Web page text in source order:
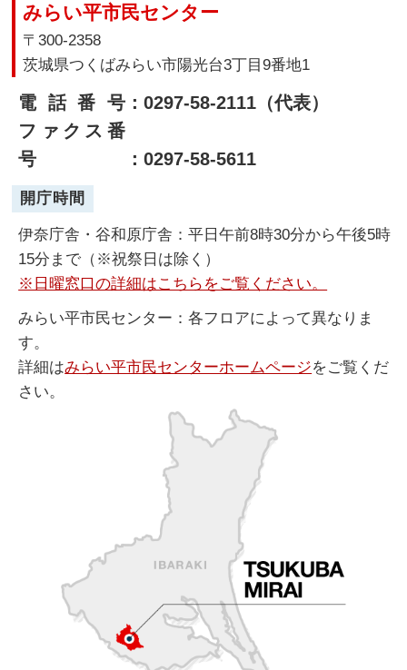
みらい平市民センター
〒300-2358
茨城県つくばみらい市陽光台3丁目9番地1
電話番号：0297-58-2111（代表）
ファクス番
号
：0297-58-5611
開庁時間
伊奈庁舎・谷和原庁舎：平日午前8時30分から午後5時
15分まで（※祝祭日は除く）
※日曜窓口の詳細はこちらをご覧ください。
みらい平市民センター：各フロアによって異なりま
す。
詳細はみらい平市民センターホームページをご覧くだ
さい。